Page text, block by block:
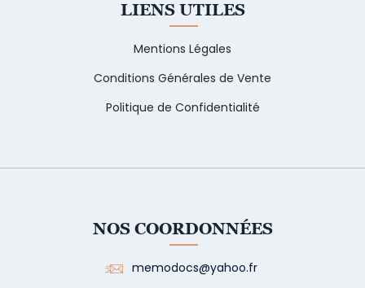
LIENS UTILES
Mentions Légales
Conditions Générales de Vente
Politique de Confidentialité
NOS COORDONNÉES
memodocs@yahoo.fr